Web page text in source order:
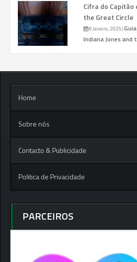
Cifra do Capitão
the Great Circle
8 Janeiro, 2025|
Indiana Jones and
Home
Sobre nós
Contacto & Publicidade
Politica de Privacidade
PARCEIROS